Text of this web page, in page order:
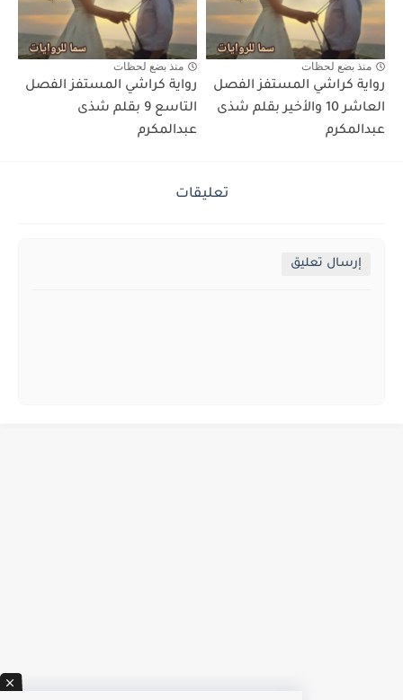
منذ بضع لحظات
رواية كراشي المستفز الفصل
العاشر 10 والأخير بقلم شذى
عبدالمكرم
منذ بضع لحظات
رواية كراشي المستفز الفصل
التاسع 9 بقلم شذى
عبدالمكرم
تعليقات
إرسال تعليق